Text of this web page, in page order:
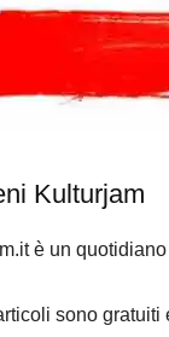
Kulturjam
è un
sono